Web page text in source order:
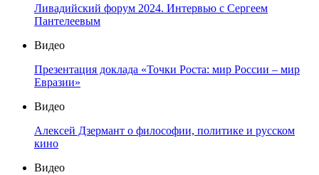
Ливадийский форум 2024. Интервью с Сергеем
Пантелеевым
Видео
Презентация доклада «Точки Роста: мир России – мир
Евразии»
Видео
Алексей Дзермант о философии, политике и русском
кино
Видео